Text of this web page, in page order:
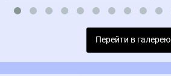
Перейти в галерею